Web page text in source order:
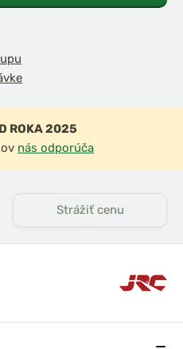
ROKA 2025
nás odporúča
Strážiť cenu